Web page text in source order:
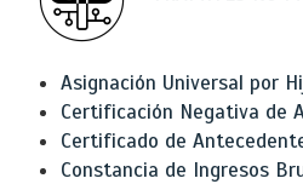
Asignación Universal por
Certificación Negativa de
Certificado de
Constancia de Ingresos